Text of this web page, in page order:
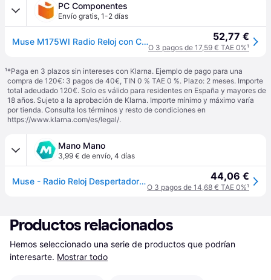
PC Componentes
Envío gratis, 1-2 días
Muse M175WI Radio Reloj con Cargador Wireless Negro 52,77 €
O 3 pagos de 17,59 € TAE 0%¹
¹*Paga en 3 plazos sin intereses con Klarna. Ejemplo de pago para una
compra de 120€: 3 pagos de 40€, TIN 0 % TAE 0 %. Plazo: 2 meses. Importe
total adeudado 120€. Solo es válido para residentes en España y mayores de
18 años. Sujeto a la aprobación de Klarna. Importe mínimo y máximo varía
por tienda. Consulta los términos y resto de condiciones en
https://www.klarna.com/es/legal/.
Mano Mano
3,99 € de envío, 4 días
Muse - Radio Reloj Despertador Dual Negro - M175wi 44,06 €
O 3 pagos de 14,68 € TAE 0%¹
Productos relacionados
Hemos seleccionado una serie de productos que podrían
interesarte. Mostrar todo